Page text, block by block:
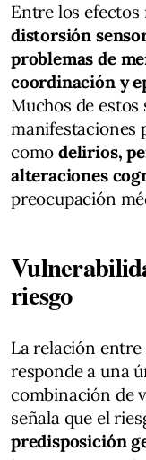
Entre los efectos
distorsión
problemas de
coordinación y
Muchos de
manifestaciones
comodelirios,
alteraciones
preocupación
riesgo
La relación
responde a una
combinación de
señala que el
predisposición